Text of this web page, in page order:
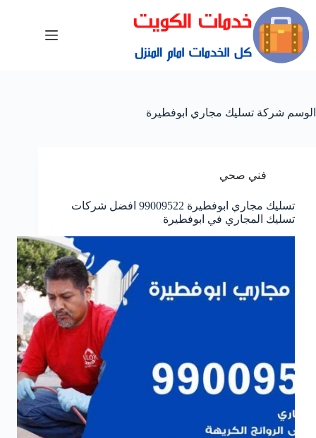
الوسم شركة تسليك مجاري ابوفطيرة
فني صحي
تسليك مجاري ابوفطيرة 99009522 افضل شركات
تسليك المجاري في ابوفطيرة